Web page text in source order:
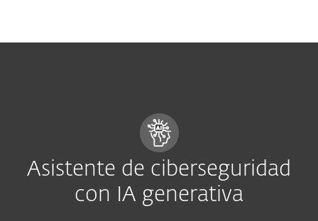
Asistente de ciberseguridad
con IA generativa